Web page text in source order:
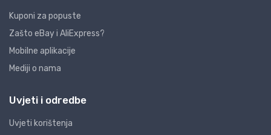
Kuponi za popuste
Zašto eBay i AliExpress?
Mobilne aplikacije
Mediji o nama
Uvjeti i odredbe
Uvjeti korištenja